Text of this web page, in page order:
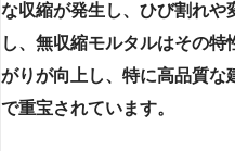
な収縮が発生し、ひび割れや
し、無収縮モルタルはその
がりが向上し、特に高品質な
で重宝されています。